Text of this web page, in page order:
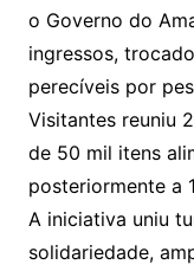
o Governo do
ingressos,
perecíveis por
Visitantes reuniu
de 50 mil itens
posteriormente a
A iniciativa uniu
solidariedade,